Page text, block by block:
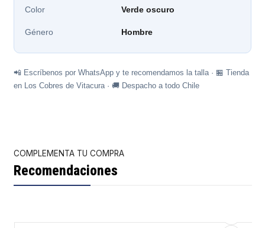
Color Verde oscuro
Género Hombre
📲 Escríbenos por WhatsApp y te recomendamos la talla · 🏪 Tienda
en Los Cobres de Vitacura · 🚚 Despacho a todo Chile
COMPLEMENTA TU COMPRA
Recomendaciones